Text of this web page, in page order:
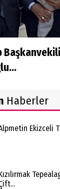
Haberler
Ekizceli